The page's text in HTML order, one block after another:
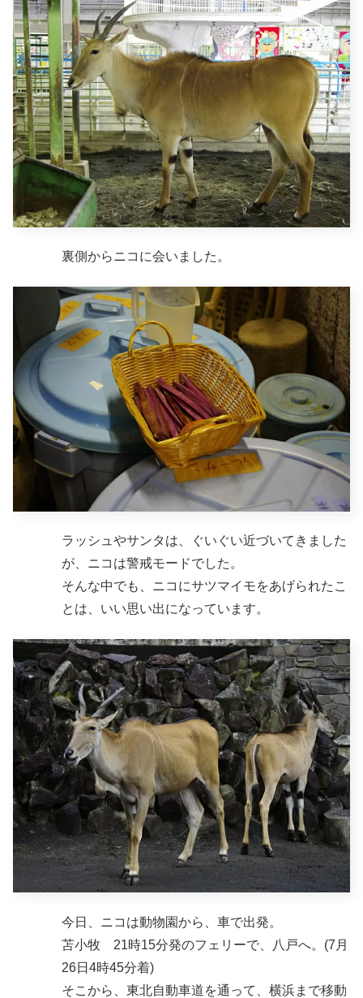
裏側からニコに会いました。
ラッシュやサンタは、ぐいぐい近づいてきました
が、ニコは警戒モードでした。
そんな中でも、ニコにサツマイモをあげられたこ
とは、いい思い出になっています。
今日、ニコは動物園から、車で出発。
苫小牧 21時15分発のフェリーで、八戸へ。(7月
26日4時45分着)
そこから、東北自動車道を通って、横浜まで移動